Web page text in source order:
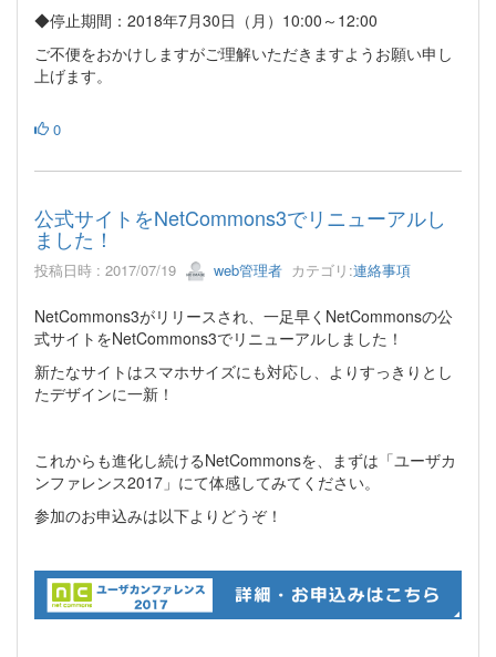
◆停止期間：2018年7月30日（月）10:00～12:00
ご不便をおかけしますがご理解いただきますようお願い申し
上げます。
0
公式サイトをNetCommons3でリニューアルし
ました！
投稿日時 : 2017/07/19 web管理者 カテゴリ:連絡事項
NetCommons3がリリースされ、一足早くNetCommonsの公
式サイトをNetCommons3でリニューアルしました！
新たなサイトはスマホサイズにも対応し、よりすっきりとし
たデザインに一新！
これからも進化し続けるNetCommonsを、まずは「ユーザカ
ンファレンス2017」にて体感してみてください。
参加のお申込みは以下よりどうぞ！